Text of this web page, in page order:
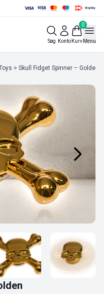
Søg Konto
0
KurvMenu
> Skull Fidget Spinner – Golden